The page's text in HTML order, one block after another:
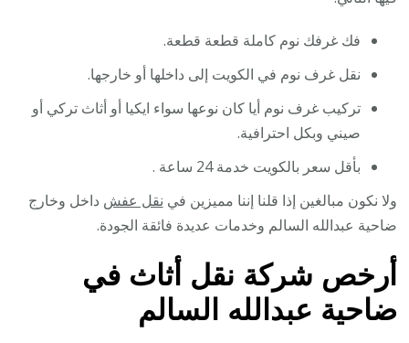
فك غرفك نوم كاملة قطعة قطعة.
نقل غرف نوم في الكويت إلى داخلها أو خارجها.
تركيب غرف نوم أيا كان نوعها سواء ايكيا أو أثاث تركي أو
صيني وبكل احترافية.
بأقل سعر بالكويت خدمة 24 ساعة .
ولا نكون مبالغين إذا قلنا إننا مميزين في نقل عفش داخل وخارج
ضاحية عبدالله السالم وخدمات عديدة فائقة الجودة.
أرخص شركة نقل أثاث في
ضاحية عبدالله السالم